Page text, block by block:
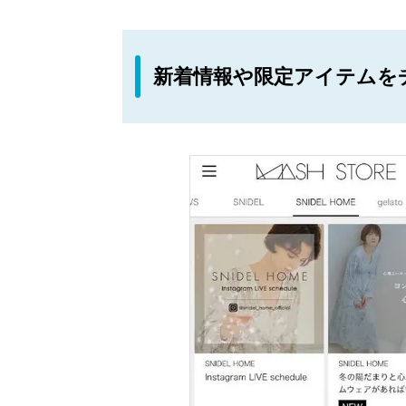
新着情報や限定アイテムを